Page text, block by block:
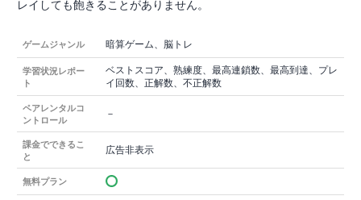
レイしても飽きることがありません。
ゲームジャンル 暗算ゲーム、脳トレ
学習状況レポー
ト
ベストスコア、熟練度、最高連鎖数、最高到達、プレ
イ回数、正解数、不正解数
ペアレンタルコ
ントロール
－
課金でできるこ
と
広告非表示
無料プラン